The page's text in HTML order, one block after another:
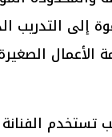
إلى التدريب
الأعمال
تستخدم